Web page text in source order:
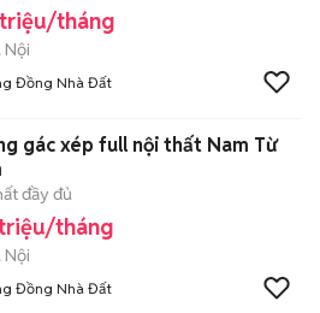
tháng
Nội
Đồng Nhà Đất
gác xép full nội thất Nam Từ
đầy đủ
tháng
Nội
Đồng Nhà Đất